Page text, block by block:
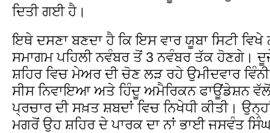
ਦਿਤੀ ਗਈ ਹੈ।
ਇਥੇ ਦਸਣਾ ਬਣਦਾ ਹੈ ਕਿ ਇਸ ਵਾਰ ਯੂਬਾ ਸਿਟੀ
ਸਮਾਗਮ ਪਹਿਲੀ ਨਵੰਬਰ ਤੋਂ 3 ਨਵੰਬਰ ਤੱਕ ਹੋਣਗੇ।
ਸ਼ਹਿਰ ਵਿਚ ਮੇਅਰ ਦੀ ਚੋਣ ਲੜ ਰਹੇ ਉਮੀਦਵਾਰ
ਸੀਸ ਨਿਵਾਇਆ ਅਤੇ ਹਿੰਦੂ ਅਮੈਰਿਕਨ ਫਾਊਂਡੇਸ਼ਨ ਵੱਲੋਂ
ਪ੍ਰਚਾਰ ਦੀ ਸਖ਼ਤ ਸ਼ਬਦਾਂ ਵਿਚ ਨਿਖੇਧੀ ਕੀਤੀ।
ਮਗਰੋਂ ਉਹ ਸ਼ਹਿਰ ਦੇ ਪਾਰਕ ਦਾ ਨਾਂ ਭਾਈ ਜਸਵੰਤ